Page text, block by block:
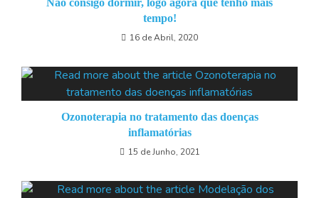
Não consigo dormir, logo agora que tenho mais
tempo!
16 de Abril, 2020
Ozonoterapia no tratamento das doenças
inflamatórias
15 de Junho, 2021